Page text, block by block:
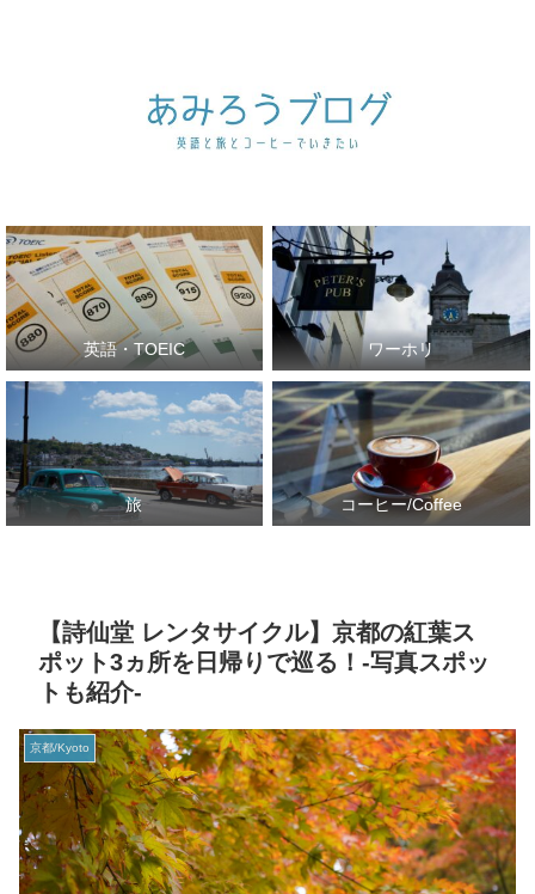
英語・TOEIC ワーホリ
旅 コーヒー/Coffee
【詩仙堂 レンタサイクル】京都の紅葉ス
ポット3ヵ所を日帰りで巡る！-写真スポッ
トも紹介-
京都/Kyoto